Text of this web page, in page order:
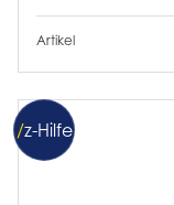
Artikel
/z-Hilfe